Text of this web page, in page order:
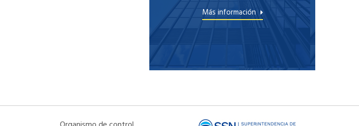
Más información